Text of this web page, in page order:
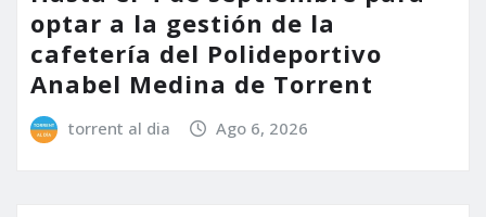
optar a la gestión de la
cafetería del Polideportivo
Anabel Medina de Torrent
torrent al dia Ago 6, 2026